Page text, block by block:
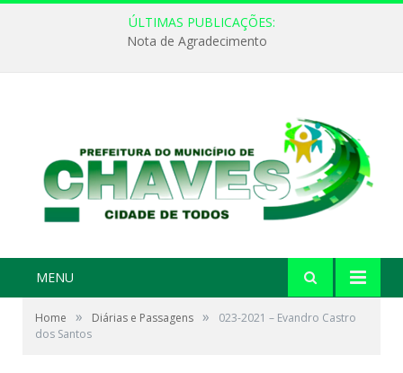
ÚLTIMAS PUBLICAÇÕES:
Nota de Agradecimento
MENU
Home » Diárias e Passagens »
023-2021 – Evandro Castro
dos Santos